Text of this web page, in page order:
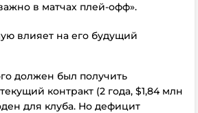
в матчах плей-офф».
влияет на его будущий
должен был получить
контракт (2 года, $1,84 млн
для клуба. Но дефицит